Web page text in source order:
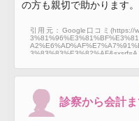
の方も親切で助かります。
引用元：Google口コミ(https://
UAAAAAY940n9VSm6UCh-
CSAQCYAQA&sclient=gws-
378,1,,,,)
診察から会計